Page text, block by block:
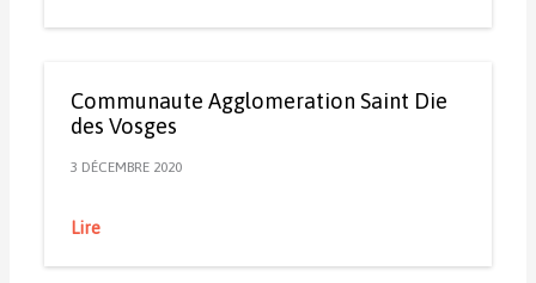
Communaute Agglomeration Saint Die
des Vosges
3 DÉCEMBRE 2020
Lire